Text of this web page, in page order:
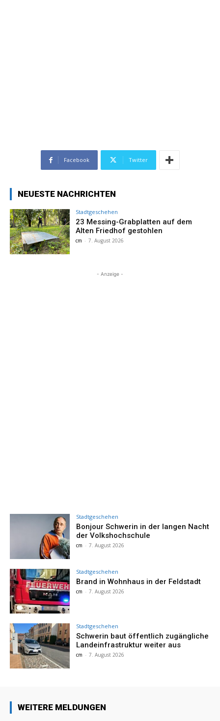
Facebook Twitter
NEUESTE NACHRICHTEN
Stadtgeschehen
23 Messing-Grabplatten auf dem
Alten Friedhof gestohlen
cm - 7. August 2026
- Anzeige -
Stadtgeschehen
Bonjour Schwerin in der langen Nacht
der Volkshochschule
cm - 7. August 2026
Stadtgeschehen
Brand in Wohnhaus in der Feldstadt
cm - 7. August 2026
Stadtgeschehen
Schwerin baut öffentlich zugängliche
Landeinfrastruktur weiter aus
cm - 7. August 2026
WEITERE MELDUNGEN